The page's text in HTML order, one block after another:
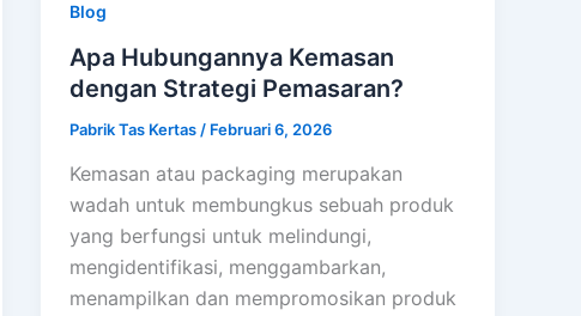
Blog
Apa Hubungannya Kemasan
dengan Strategi Pemasaran?
Pabrik Tas Kertas / Februari 6, 2026
Kemasan atau packaging merupakan
wadah untuk membungkus sebuah produk
yang berfungsi untuk melindungi,
mengidentifikasi, menggambarkan,
menampilkan dan mempromosikan produk